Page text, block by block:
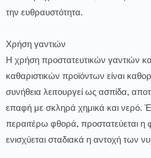
την ευθραυστότητα.
Χρήση γαντιών
Η χρήση προστατευτικών γαντιών
καθαριστικών προϊόντων είναι
συνήθεια λειτουργεί ως ασπίδα,
επαφή με σκληρά χημικά και νερό.
περαιτέρω φθορά, προστατεύεται η
ενισχύεται σταδιακά η αντοχή των